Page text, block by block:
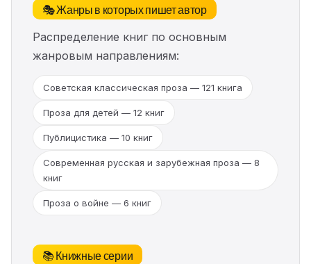
🎭 Жанры в которых пишет автор
Распределение книг по основным
жанровым направлениям:
Советская классическая проза — 121 книга
Проза для детей — 12 книг
Публицистика — 10 книг
Современная русская и зарубежная проза — 8
книг
Проза о войне — 6 книг
📚 Книжные серии